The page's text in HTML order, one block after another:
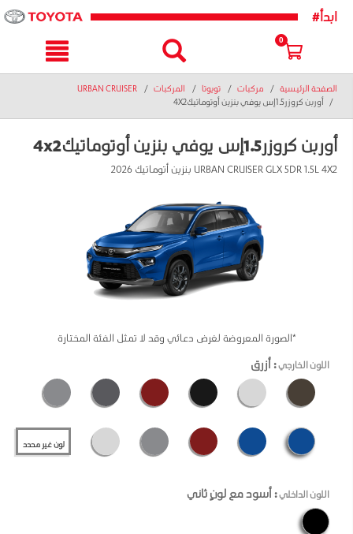
text.skipToContent
text.skipToNavigation
#ابدأ
0
الصفحة الرئيسية مركبات تويوتا المركبات
URBAN CRUISER
أوربن كروزر1.5إس يوفي بنزين أوتوماتيك4X2
أوربن كروزر1.5إس يوفي بنزين أوتوماتيك4x2
URBAN CRUISER GLX 5DR 1.5L 4X2 بنزين أتوماتيك 2026
*الصورة المعروضة لغرض دعائي وقد لا تمثل الفئة المختارة
اللون الخارجي: أزرق
لون غير محدد
اللون الداخلي: أسود مع لونٍ ثاني